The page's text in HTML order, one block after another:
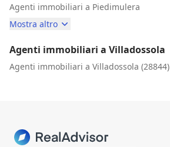
Agenti immobiliari a Piedimulera
Mostra altro
Agenti immobiliari a Villadossola
Agenti immobiliari a Villadossola (28844)